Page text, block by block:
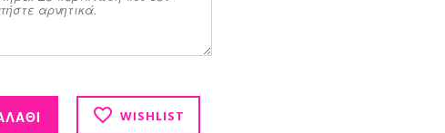
με κέντημα ποσότητα
WISHLIST